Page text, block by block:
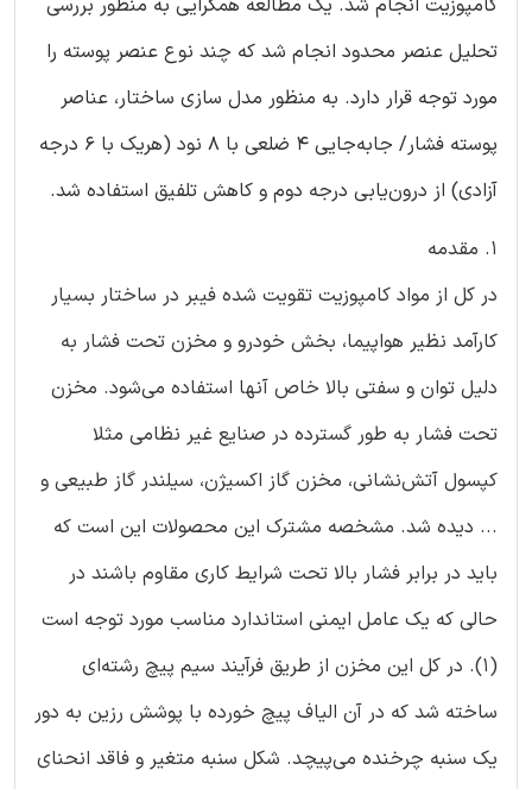
کامپوزیت انجام شد. یک مطالعه همگرایی به منظور بررسی
تحلیل عنصر محدود انجام شد که چند نوع عنصر پوسته را
مورد توجه قرار دارد. به منظور مدل سازی ساختار، عناصر
پوسته فشار/ جابه‌جایی 4 ضلعی با 8 نود (هریک با 6 درجه
آزادی) از درون‌یابی درجه دوم و کاهش تلفیق استفاده شد.
1. مقدمه
در کل از مواد کامپوزیت تقویت شده فیبر در ساختار بسیار
کارآمد نظیر هواپیما، بخش خودرو و مخزن تحت فشار به
دلیل توان و سفتی بالا خاص آنها استفاده می‌شود. مخزن
تحت فشار به طور گسترده در صنایع غیر نظامی مثلا
کپسول آتش‌نشانی، مخزن گاز اکسیژن، سیلندر گاز طبیعی و
... دیده شد. مشخصه مشترک این محصولات این است که
باید در برابر فشار بالا تحت شرایط کاری مقاوم باشند در
حالی که یک عامل ایمنی استاندارد مناسب مورد توجه است
(1). در کل این مخزن از طریق فرآیند سیم پیچ رشته‌ای
ساخته شد که در آن الیاف پیچ خورده با پوشش رزین به دور
یک سنبه چرخنده می‌پیچد. شکل سنبه متغیر و فاقد انحنای